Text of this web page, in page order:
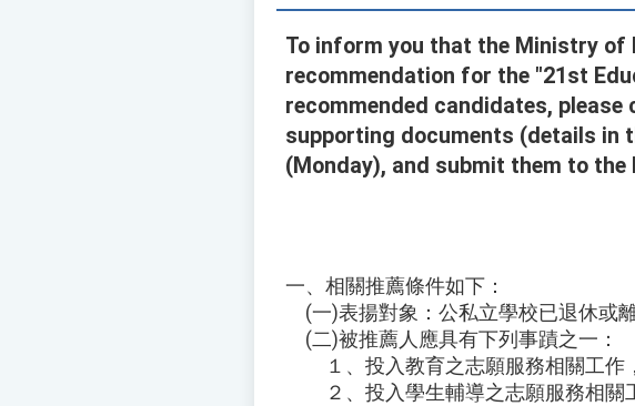
To inform you that the Ministry of
recommendation for the "21st
recommended candidates,
supporting documents (details in
(Monday), and submit them to
一、相關推薦條件如下：
(一)表揚對象：公私立學校已退休或
(二)被推薦人應具有下列事蹟之一：
１、投入教育之志願服務相關工作
２、投入學生輔導之志願服務相關